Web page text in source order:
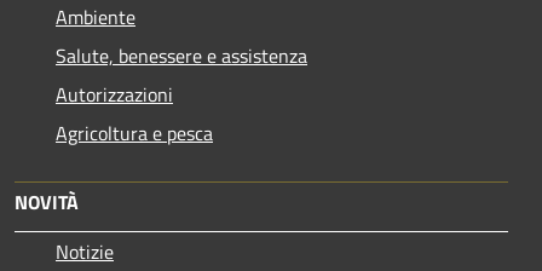
Ambiente
Salute, benessere e assistenza
Autorizzazioni
Agricoltura e pesca
NOVITÀ
Notizie